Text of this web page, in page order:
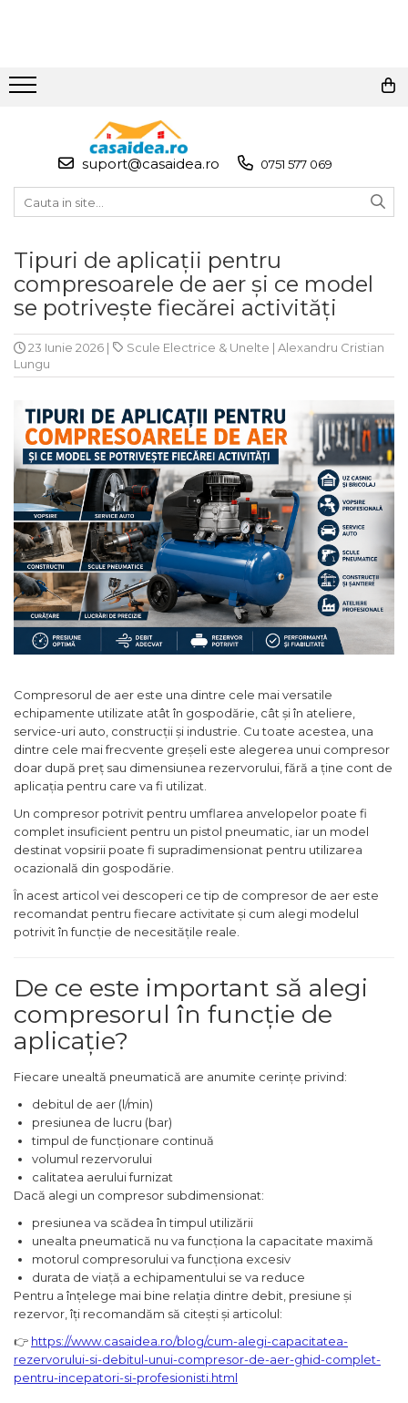
Adeziv Instant & Super Glue
Epoxidic
Banda Adeziva
Pasta de Lipit Universala
Blocator & Solutie Blocare
Suruburi
Banda Izolatoare
Banda Teflon
Articole Pentru Gradina
Accesorii Bucatarie
Termostat
Sisteme de Supraveghere &
Alarme Casa
Accesorii Baie
Accesorii Telefoane
Casti Audio
Aparate de Curatat cu
Ultrasunete
Cutii Depozitare
Chinga & Suport Mobila
Organizatoare
imbracaminte si incaltaminte
Maturi, Mopuri, Galeti &
Accesorii
Microscoape
Baterii & Acumulatori
Baterii AAA
Baterii AA
Corpuri de Iluminat
Lanterne
Proiectoare
Iluminare Led
Lampi
Echipamente Pentru Service-uri
Auto
Decalimetru Pneumatic si
Manual
suport@casaidea.ro 0751 577 069
Tipuri de aplicații pentru
compresoarele de aer și ce model
se potrivește fiecărei activități
23 Iunie 2026 | Scule Electrice & Unelte | Alexandru Cristian
Lungu
Compresorul de aer este una dintre cele mai versatile
echipamente utilizate atât în gospodărie, cât și în ateliere,
service-uri auto, construcții și industrie. Cu toate acestea, una
dintre cele mai frecvente greșeli este alegerea unui compresor
doar după preț sau dimensiunea rezervorului, fără a ține cont de
aplicația pentru care va fi utilizat.
Un compresor potrivit pentru umflarea anvelopelor poate fi
complet insuficient pentru un pistol pneumatic, iar un model
destinat vopsirii poate fi supradimensionat pentru utilizarea
ocazională din gospodărie.
În acest articol vei descoperi ce tip de compresor de aer este
recomandat pentru fiecare activitate și cum alegi modelul
potrivit în funcție de necesitățile reale.
De ce este important să alegi
compresorul în funcție de
aplicație?
Fiecare unealtă pneumatică are anumite cerințe privind:
debitul de aer (l/min)
presiunea de lucru (bar)
timpul de funcționare continuă
volumul rezervorului
calitatea aerului furnizat
Dacă alegi un compresor subdimensionat:
presiunea va scădea în timpul utilizării
unealta pneumatică nu va funcționa la capacitate maximă
motorul compresorului va funcționa excesiv
durata de viață a echipamentului se va reduce
Pentru a înțelege mai bine relația dintre debit, presiune și
rezervor, îți recomandăm să citești și articolul:
👉 https://www.casaidea.ro/blog/cum-alegi-capacitatea-
rezervorului-si-debitul-unui-compresor-de-aer-ghid-complet-
pentru-incepatori-si-profesionisti.html